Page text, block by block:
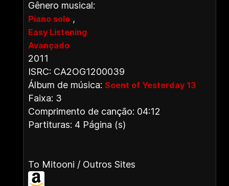
Gênero musical:
Piano solo ,
Easy Listening
Avançado
2011
ISRC: CA2OG1200039
Álbum de música: Scent of Yesterday 13
Faixa: 3
Comprimento de canção: 04:12
Partituras: 4 Página (s)
To Mitooni / Outros Sites